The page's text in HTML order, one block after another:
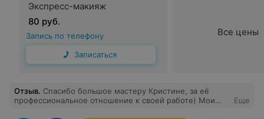
Экспресс-макияж
80 руб.
Запись по телефону
Записаться
Все цены
Отзыв. Спасибо большое мастеру Кристине, за её
профессиональное отношение к своей работе) Мои
Еще